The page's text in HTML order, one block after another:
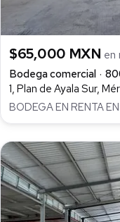
$65,000 MXN en
Bodega comercial
1, Plan de Ayala Sur,
BODEGA EN RENTA